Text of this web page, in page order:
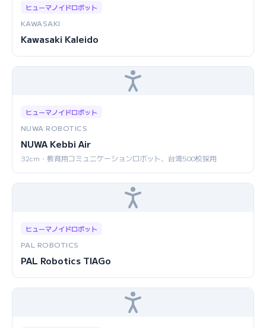
ヒューマノイドロボット
KAWASAKI
Kawasaki Kaleido
ヒューマノイドロボット
NUWA ROBOTICS
NUWA Kebbi Air
32cm・教育用コミュニケーションロボット、台湾500校採用
ヒューマノイドロボット
PAL ROBOTICS
PAL Robotics TIAGo